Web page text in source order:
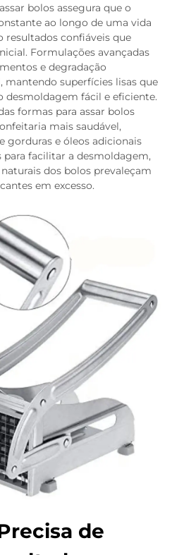
bolos assegura que o
ao longo de uma vida
resultados confiáveis que
Formulações avançadas
e degradação
superfícies lisas que
fácil e eficiente.
formas para assar bolos
mais saudável,
gorduras e óleos adicionais
facilitar a desmoldagem,
dos bolos prevaleçam
em excesso.
de